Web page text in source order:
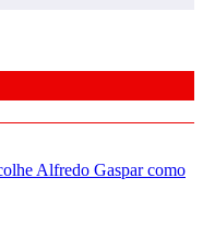
Alfredo Gaspar como